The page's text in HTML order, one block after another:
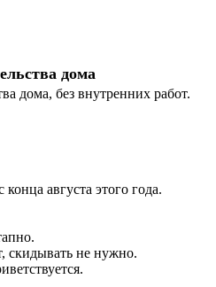
дома
дома, без внутренних работ.
августа этого года.
скидывать не нужно.